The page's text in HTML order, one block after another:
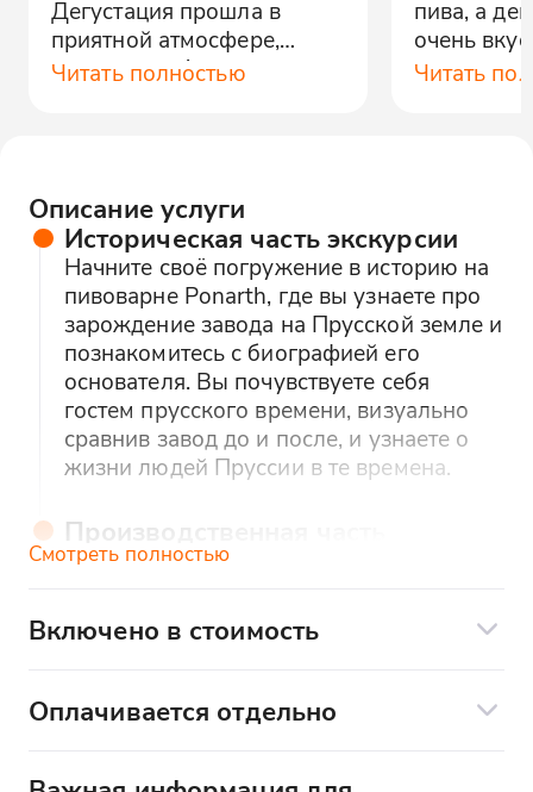
Дегустация прошла в
приятной атмосфере,
рекомендую!
Читать полностью
пива, а
очень
Читать
Описание услуги
Историческая часть экскурсии
Начните своё погружение в историю на
пивоварне Ponarth, где вы узнаете про
зарождение завода на Прусской земле и
познакомитесь с биографией его
основателя. Вы почувствуете себя
гостем прусского времени, визуально
сравнив завод до и после, и узнаете о
жизни людей Пруссии в те времена.
Производственная часть
экскурсии + дегустация
узнаете, какие сорта пива бывают, в чём
технологией производства и составом.
Вас ждёт дегустация 8 сортов свежего
Смотреть полностью
Включено в стоимость
Дегустация 8 сортов пива (для непьющих
- квас)
Оплачивается отдельно